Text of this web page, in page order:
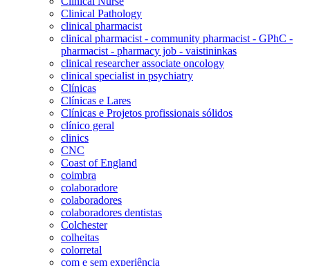
Clinical Pathology
clinical pharmacist
clinical pharmacist - community pharmacist - GPhC -
pharmacist - pharmacy job - vaistininkas
clinical researcher associate oncology
clinical specialist in psychiatry
Clínicas
Clínicas e Lares
Clínicas e Projetos profissionais sólidos
clínico geral
clinics
CNC
Coast of England
coimbra
colaboradore
colaboradores
colaboradores dentistas
Colchester
colheitas
colorretal
com e sem experiência